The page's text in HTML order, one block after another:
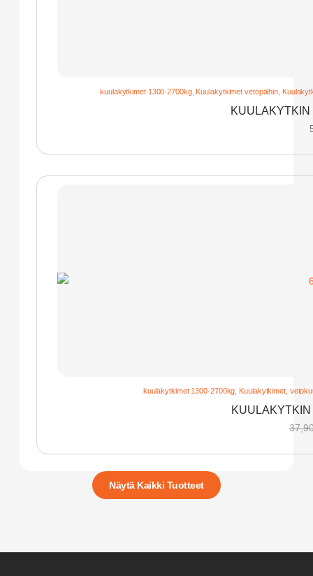
Näytä Kaikki Tuotteet
kuulakytkimet 1300-2700kg, Kuulakytkimet vetopäihin
kuulakytkimet 1300-2700kg Kuulakytkimet,